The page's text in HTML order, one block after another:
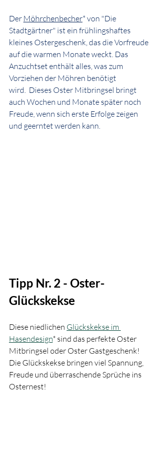
Der Möhrchenbecher* von "Die
Stadtgärtner" ist ein frühlingshaftes
kleines Ostergeschenk, das die Vorfreude
auf die warmen Monate weckt. Das
Anzuchtset enthält alles, was zum
Vorziehen der Möhren benötigt
wird. Dieses Oster Mitbringsel bringt
auch Wochen und Monate später noch
Freude, wenn sich erste Erfolge zeigen
und geerntet werden kann.
Tipp Nr. 2 - Oster-
Glückskekse
Diese niedlichen Glückskekse im
Hasendesign* sind das perfekte Oster
Mitbringsel oder Oster Gastgeschenk!
Die Glückskekse bringen viel Spannung,
Freude und überraschende Sprüche ins
Osternest!